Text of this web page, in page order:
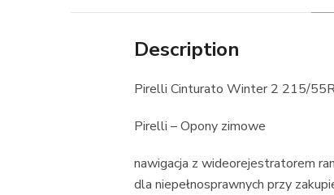
Description
Pirelli Cinturato Winter 2 215/
Pirelli – Opony zimowe
nawigacja z wideorejestratorem
dla niepełnosprawnych przy